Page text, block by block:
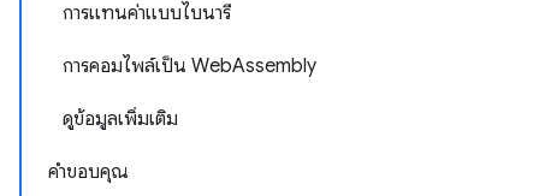
การแทนค่าแบบไบนารี
การคอมไพล์เป็น WebAssembly
ดูข้อมูลเพิ่มเติม
คำขอบคุณ